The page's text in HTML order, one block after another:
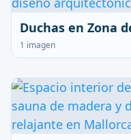
Duchas en Zona
1 imagen